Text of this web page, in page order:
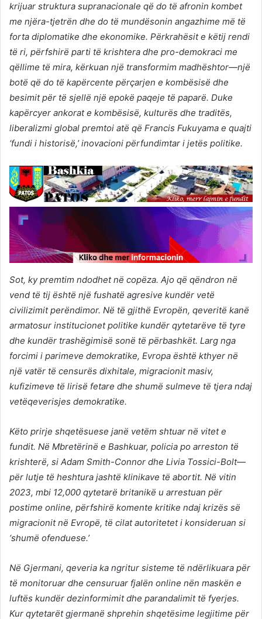
krijuar struktura supranacionale që do të afronin kombet
me njëra-tjetrën dhe do të mundësonin angazhime më të
forta diplomatike dhe ekonomike. Përkrahësit e këtij rendi
të ri, përfshirë parti të krishtera dhe pro-demokraci me
qëllime të mira, kërkuan një transformim madhështor—një
botë që do të kapërcente përçarjen e kombësisë dhe
besimit për të sjellë një epokë paqeje të paparë. Duke
kapërcyer ankorat e kombësisë, kulturës dhe traditës,
liberalizmi global premtoi atë që Francis Fukuyama e quajti
‘fundi i historisë,’ inovacioni përfundimtar i jetës politike.
Sot, ky premtim ndodhet në copëza. Ajo që qëndron në
vend të tij është një fushatë agresive kundër vetë
civilizimit perëndimor. Në të gjithë Evropën, qeveritë kanë
armatosur institucionet politike kundër qytetarëve të tyre
dhe kundër trashëgimisë sonë të përbashkët. Larg nga
forcimi i parimeve demokratike, Evropa është kthyer në
një vatër të censurës dixhitale, migracionit masiv,
kufizimeve të lirisë fetare dhe shumë sulmeve të tjera ndaj
vetëqeverisjes demokratike.
Këto prirje shqetësuese janë vetëm shtuar në vitet e
fundit. Në Mbretërinë e Bashkuar, policia po arreston të
krishterë, si Adam Smith-Connor dhe Livia Tossici-Bolt—
për lutje të heshtura jashtë klinikave të abortit. Në vitin
2023, mbi 12,000 qytetarë britanikë u arrestuan për
postime online, përfshirë komente kritike ndaj krizës së
migracionit në Evropë, të cilat autoritetet i konsideruan si
‘shumë ofenduese.’
Në Gjermani, qeveria ka ngritur sisteme të ndërlikuara për
të monitoruar dhe censuruar fjalën online nën maskën e
luftës kundër dezinformimit dhe parandalimit të fyerjes.
Kur qytetarët gjermanë shprehin shqetësime legjitime për